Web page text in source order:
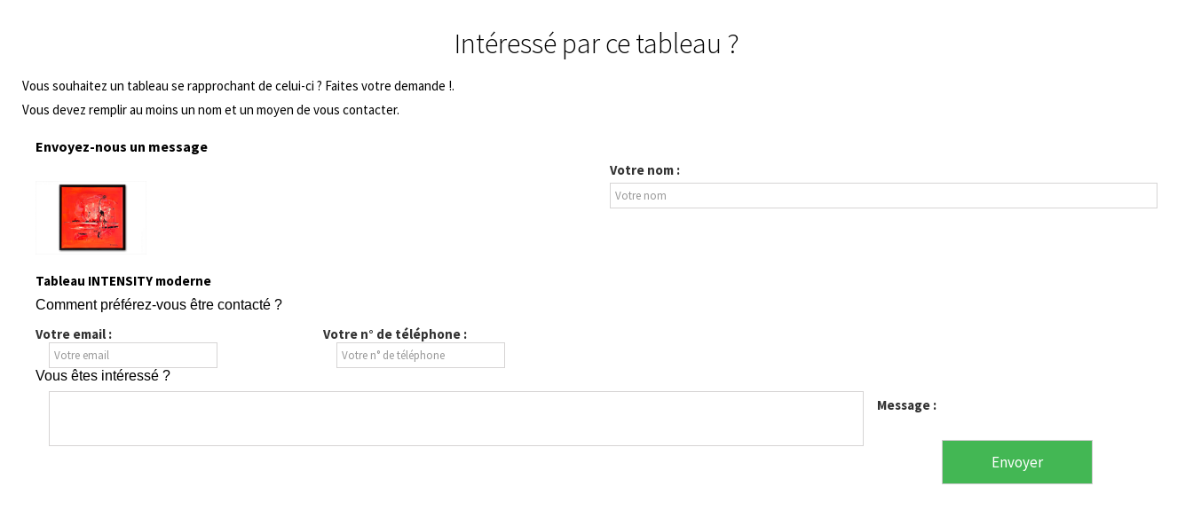
Intéressé par ce tableau ?
Vous souhaitez un tableau se rapprochant de celui-ci ? Faites votre demande !.
Vous devez remplir au moins un nom et un moyen de vous contacter.
Envoyez-nous un message
Tableau INTENSITY moderne
Votre nom :
Comment préférez-vous être contacté ?
Votre email : Votre n° de téléphone :
Vous êtes intéressé ?
Message :
Envoyer